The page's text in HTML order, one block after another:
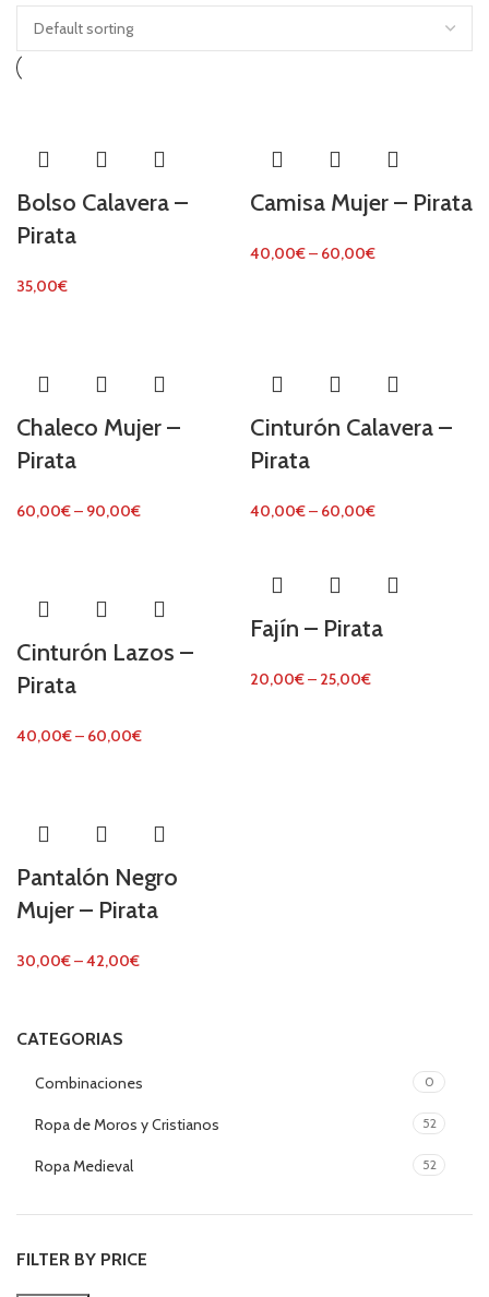
CATEGORIAS
Combinaciones 0
Ropa de Moros y Cristianos 52
Ropa Medieval 52
FILTER BY PRICE
Bolso Calavera –
Pirata
35,00€
Camisa Mujer – Pirata
40,00€– 60,00€
Chaleco Mujer –
Pirata
60,00€– 90,00€
Cinturón Calavera –
Pirata
40,00€– 60,00€
Cinturón Lazos –
Pirata
40,00€– 60,00€
Fajín – Pirata
20,00€– 25,00€
Pantalón Negro
Mujer – Pirata
30,00€–42,00€